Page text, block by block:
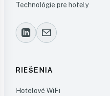
Technológie pre hotely
RIEŠENIA
Hotelové WiFi